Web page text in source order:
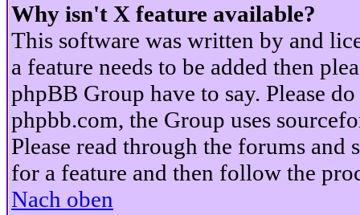
Why isn't X feature available?
This software was written by and
a feature needs to be added then
phpBB Group have to say. Please
phpbb.com, the Group uses
Please read through the forums
for a feature and then follow the
Nach oben